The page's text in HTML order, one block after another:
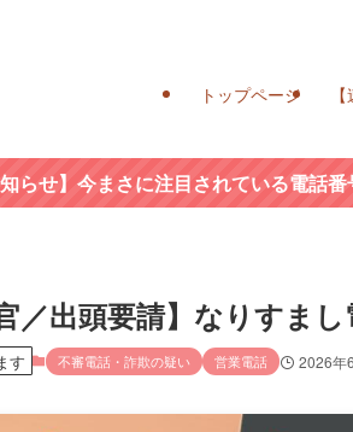
トップページ
知らせ】今まさに注目されている電話
／出頭要請】なりすまし
す 不審電話・詐欺の疑い 営業電話 2026年